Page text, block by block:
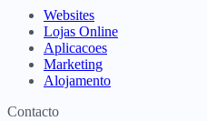
Websites
Lojas Online
Aplicacoes
Marketing
Alojamento
Contacto